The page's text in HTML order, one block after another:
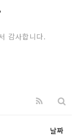
리
감사합니다.
날짜